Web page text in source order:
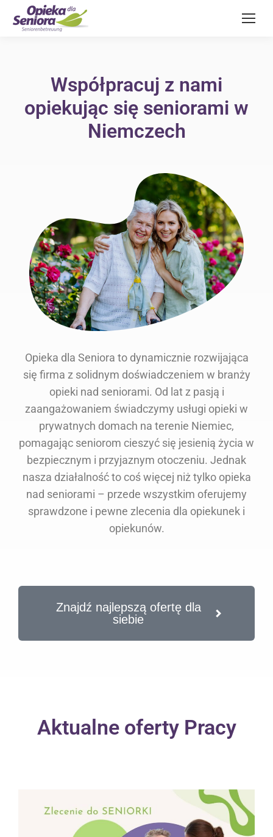
Współpracuj z nami
opiekując się seniorami w
Niemczech
Opieka dla Seniora to dynamicznie rozwijająca
się firma z solidnym doświadczeniem w branży
opieki nad seniorami. Od lat z pasją i
zaangażowaniem świadczymy usługi opieki w
prywatnych domach na terenie Niemiec,
pomagając seniorom cieszyć się jesienią życia w
bezpiecznym i przyjaznym otoczeniu. Jednak
nasza działalność to coś więcej niż tylko opieka
nad seniorami – przede wszystkim oferujemy
sprawdzone i pewne zlecenia dla opiekunek i
opiekunów.
Znajdź najlepszą ofertę dla
siebie
Aktualne oferty Pracy